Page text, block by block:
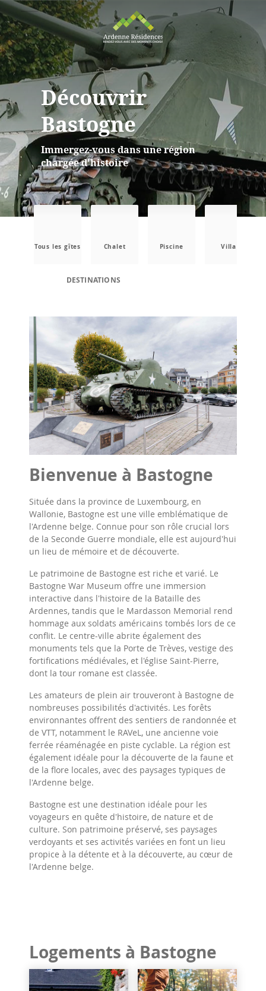
Découvrir
Bastogne
Immergez-vous dans une région
chargée d'histoire
Tous les gîtes Chalet Piscine Villa
DESTINATIONS
Bienvenue à Bastogne
Située dans la province de Luxembourg, en
Wallonie, Bastogne est une ville emblématique de
l'Ardenne belge. Connue pour son rôle crucial lors
de la Seconde Guerre mondiale, elle est aujourd'hui
un lieu de mémoire et de découverte.
Le patrimoine de Bastogne est riche et varié. Le
Bastogne War Museum offre une immersion
interactive dans l'histoire de la Bataille des
Ardennes, tandis que le Mardasson Memorial rend
hommage aux soldats américains tombés lors de ce
conflit. Le centre-ville abrite également des
monuments tels que la Porte de Trèves, vestige des
fortifications médiévales, et l'église Saint-Pierre,
dont la tour romane est classée.
Les amateurs de plein air trouveront à Bastogne de
nombreuses possibilités d'activités. Les forêts
environnantes offrent des sentiers de randonnée et
de VTT, notamment le RAVeL, une ancienne voie
ferrée réaménagée en piste cyclable. La région est
également idéale pour la découverte de la faune et
de la flore locales, avec des paysages typiques de
l'Ardenne belge.
Bastogne est une destination idéale pour les
voyageurs en quête d'histoire, de nature et de
culture. Son patrimoine préservé, ses paysages
verdoyants et ses activités variées en font un lieu
propice à la détente et à la découverte, au cœur de
l'Ardenne belge.
Logements à Bastogne